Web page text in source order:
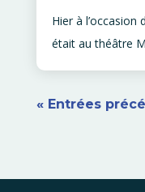
Hier à l’occasion
était au théâtre
« Entrées